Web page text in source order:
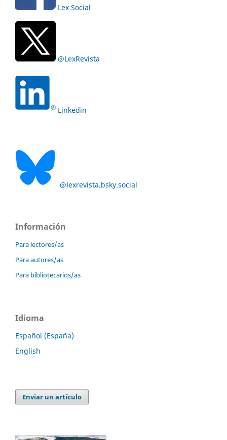
Lex Social
@LexRevista
Linkedin
@lexrevista.bsky.social
Información
Para lectores/as
Para autores/as
Para bibliotecarios/as
Idioma
Español (España)
English
Enviar un artículo